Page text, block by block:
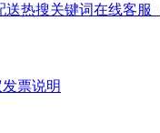
送热搜关键词在线客服
发票说明